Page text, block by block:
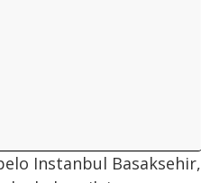
Instanbul Basaksehir,